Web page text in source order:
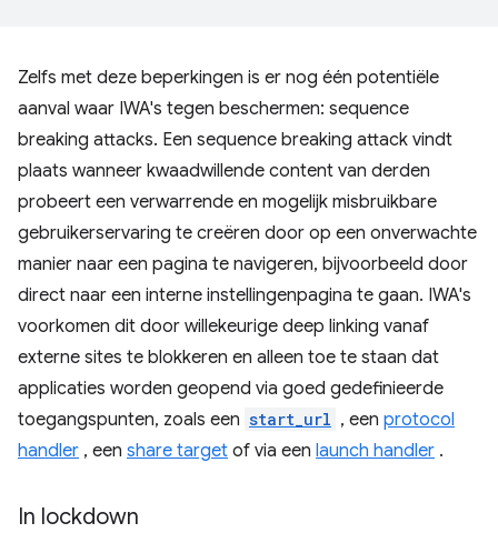
Zelfs met deze beperkingen is er nog één potentiële
aanval waar IWA's tegen beschermen: sequence
breaking attacks. Een sequence breaking attack vindt
plaats wanneer kwaadwillende content van derden
probeert een verwarrende en mogelijk misbruikbare
gebruikerservaring te creëren door op een onverwachte
manier naar een pagina te navigeren, bijvoorbeeld door
direct naar een interne instellingenpagina te gaan. IWA's
voorkomen dit door willekeurige deep linking vanaf
externe sites te blokkeren en alleen toe te staan ​​dat
applicaties worden geopend via goed gedefinieerde
toegangspunten, zoals een start_url , een protocol
handler , een share target of via een launch handler .
In lockdown